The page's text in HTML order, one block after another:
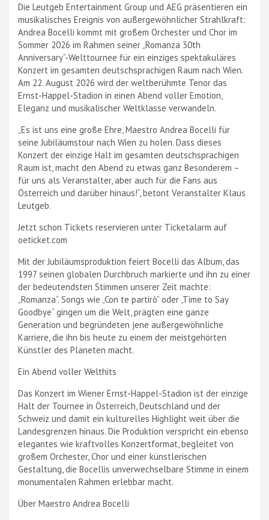
Die Leutgeb Entertainment Group und AEG präsentieren ein
musikalisches Ereignis von außergewöhnlicher Strahlkraft:
Andrea Bocelli kommt mit großem Orchester und Chor im
Sommer 2026 im Rahmen seiner „Romanza 30th
Anniversary“-Welttournee für ein einziges spektakuläres
Konzert im gesamten deutschsprachigen Raum nach Wien.
Am 22. August 2026 wird der weltberühmte Tenor das
Ernst-Happel-Stadion in einen Abend voller Emotion,
Eleganz und musikalischer Weltklasse verwandeln.
„Es ist uns eine große Ehre, Maestro Andrea Bocelli für
seine Jubiläumstour nach Wien zu holen. Dass dieses
Konzert der einzige Halt im gesamten deutschsprachigen
Raum ist, macht den Abend zu etwas ganz Besonderem –
für uns als Veranstalter, aber auch für die Fans aus
Österreich und darüber hinaus!“, betont Veranstalter Klaus
Leutgeb.
Jetzt schon Tickets reservieren unter Ticketalarm auf
oeticket.com
Mit der Jubiläumsproduktion feiert Bocelli das Album, das
1997 seinen globalen Durchbruch markierte und ihn zu einer
der bedeutendsten Stimmen unserer Zeit machte:
„Romanza“. Songs wie „Con te partirò” oder „Time to Say
Goodbye“ gingen um die Welt, prägten eine ganze
Generation und begründeten jene außergewöhnliche
Karriere, die ihn bis heute zu einem der meistgehörten
Künstler des Planeten macht.
Ein Abend voller Welthits
Das Konzert im Wiener Ernst-Happel-Stadion ist der einzige
Halt der Tournee in Österreich, Deutschland und der
Schweiz und damit ein kulturelles Highlight weit über die
Landesgrenzen hinaus. Die Produktion verspricht ein ebenso
elegantes wie kraftvolles Konzertformat, begleitet von
großem Orchester, Chor und einer künstlerischen
Gestaltung, die Bocellis unverwechselbare Stimme in einem
monumentalen Rahmen erlebbar macht.
Über Maestro Andrea Bocelli